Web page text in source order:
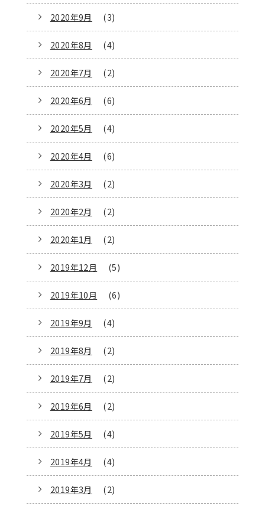
2020年9月 (3)
2020年8月 (4)
2020年7月 (2)
2020年6月 (6)
2020年5月 (4)
2020年4月 (6)
2020年3月 (2)
2020年2月 (2)
2020年1月 (2)
2019年12月 (5)
2019年10月 (6)
2019年9月 (4)
2019年8月 (2)
2019年7月 (2)
2019年6月 (2)
2019年5月 (4)
2019年4月 (4)
2019年3月 (2)